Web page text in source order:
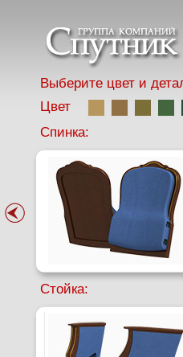
Выберите цвет и
Цвет
Спинка:
Стойка: